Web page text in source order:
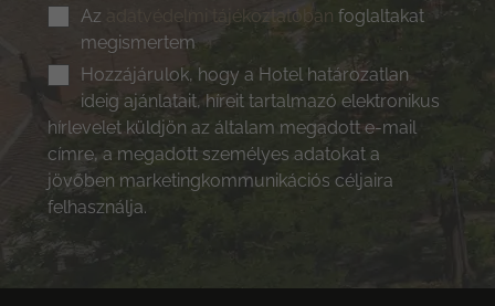
Az
adatvédelmi tájékoztatóban foglaltakat
megismertem
Hozzájárulok, hogy a Hotel határozatlan
ideig ajánlatait, híreit tartalmazó elektronikus
hírlevelet küldjön az általam megadott e-mail
címre, a megadott személyes adatokat a
jövőben marketingkommunikációs céljaira
felhasználja.